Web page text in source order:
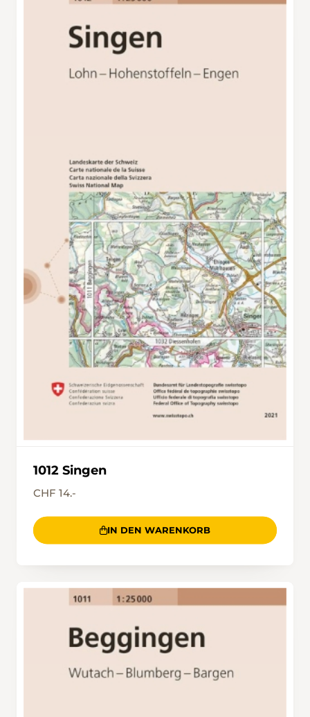
1012 Singen
CHF 14.-
IN DEN WARENKORB